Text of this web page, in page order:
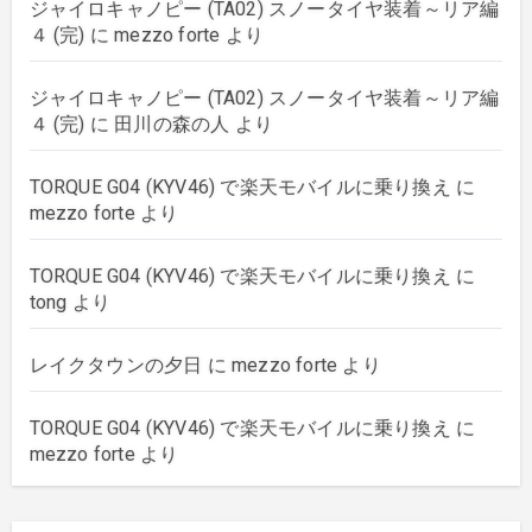
rebuilding (6)
wordpress
ジャイロキャノピー (TA02) スノータイヤ装着～リア編
４ (完) にmezzo forte より
ジャイロキャノピー (TA02) スノータイヤ装着～リア編
４ (完) に 田川の森の人 より
TORQUE G04 (KYV46) で楽天モバイルに乗り換え に
mezzo forteより
TORQUE G04 (KYV46) で楽天モバイルに乗り換え に
tong より
レイクタウンの夕日 にmezzo forte より
TORQUE G04 (KYV46) で楽天モバイルに乗り換え に
mezzo forteより